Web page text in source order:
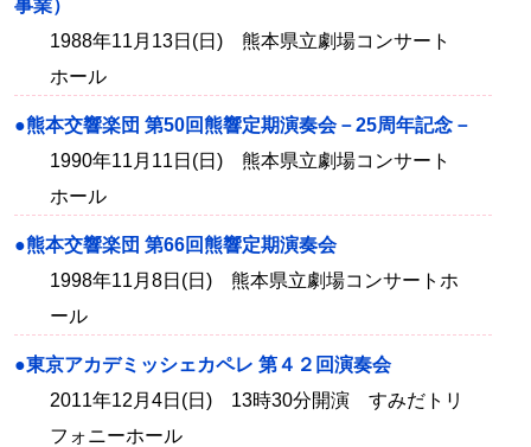
事業）
1988年11月13日(日) 熊本県立劇場コンサート
ホール
●熊本交響楽団 第50回熊響定期演奏会－25周年記念－
1990年11月11日(日) 熊本県立劇場コンサート
ホール
●熊本交響楽団 第66回熊響定期演奏会
1998年11月8日(日) 熊本県立劇場コンサートホ
ール
●東京アカデミッシェカペレ 第４２回演奏会
2011年12月4日(日) 13時30分開演 すみだトリ
フォニーホール